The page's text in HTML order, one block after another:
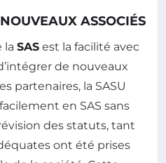
ASSOCIÉS
la SAS est la facilité avec
de nouveaux
partenaires, la SASU
en SAS sans
des statuts, tant
ont été prises